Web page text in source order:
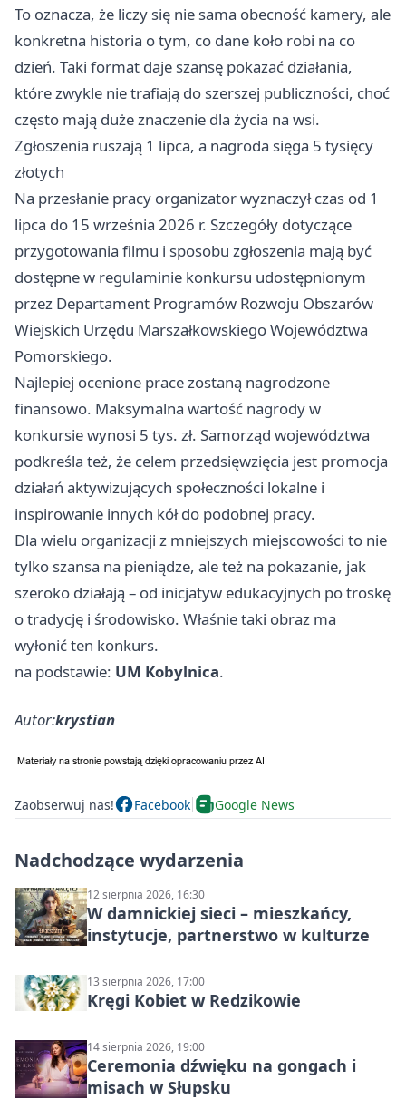
To oznacza, że liczy się nie sama obecność kamery, ale
konkretna historia o tym, co dane koło robi na co
dzień. Taki format daje szansę pokazać działania,
które zwykle nie trafiają do szerszej publiczności, choć
często mają duże znaczenie dla życia na wsi.
Zgłoszenia ruszają 1 lipca, a nagroda sięga 5 tysięcy
złotych
Na przesłanie pracy organizator wyznaczył czas od 1
lipca do 15 września 2026 r. Szczegóły dotyczące
przygotowania filmu i sposobu zgłoszenia mają być
dostępne w regulaminie konkursu udostępnionym
przez Departament Programów Rozwoju Obszarów
Wiejskich Urzędu Marszałkowskiego Województwa
Pomorskiego.
Najlepiej ocenione prace zostaną nagrodzone
finansowo. Maksymalna wartość nagrody w
konkursie wynosi 5 tys. zł. Samorząd województwa
podkreśla też, że celem przedsięwzięcia jest promocja
działań aktywizujących społeczności lokalne i
inspirowanie innych kół do podobnej pracy.
Dla wielu organizacji z mniejszych miejscowości to nie
tylko szansa na pieniądze, ale też na pokazanie, jak
szeroko działają – od inicjatyw edukacyjnych po troskę
o tradycję i środowisko. Właśnie taki obraz ma
wyłonić ten konkurs.
na podstawie: UM Kobylnica.
Autor:krystian
Zaobserwuj nas! Facebook Google News
Nadchodzące wydarzenia
12 sierpnia 2026, 16:30
W damnickiej sieci – mieszkańcy,
instytucje, partnerstwo w kulturze
13 sierpnia 2026, 17:00
Kręgi Kobiet w Redzikowie
14 sierpnia 2026, 19:00
Ceremonia dźwięku na gongach i
misach w Słupsku